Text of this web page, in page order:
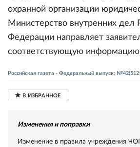
охранной организации
Министерство внутренних дел
Федерации направляет
соответствующую
Российская газета - Федеральный выпуск:
Изменения и поправки
Изменение в правила учреждения